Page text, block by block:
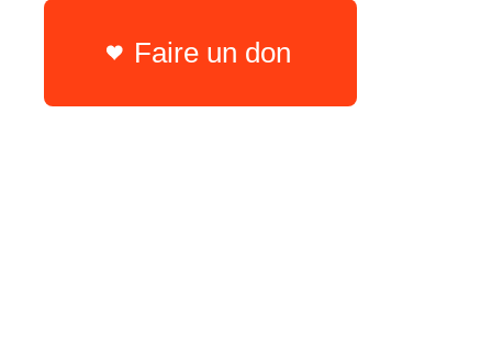
Faire un don